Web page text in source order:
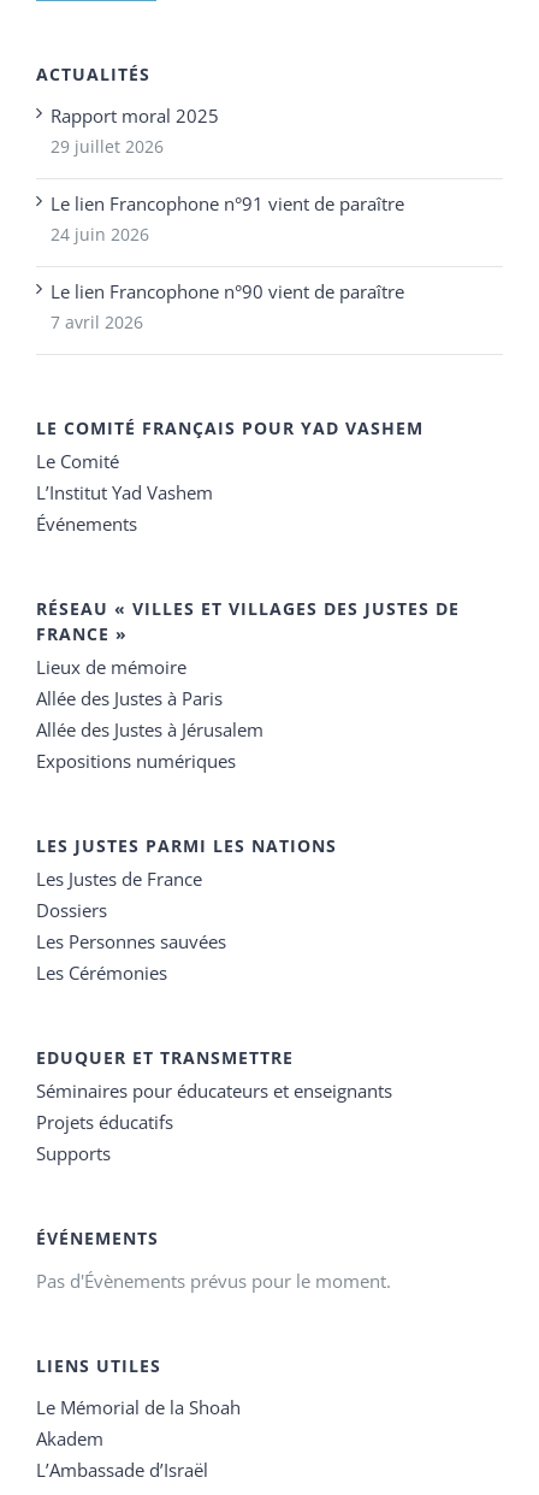
ACTUALITÉS
Rapport moral 2025
29 juillet 2026
Le lien Francophone n°91 vient de paraître
24 juin 2026
Le lien Francophone n°90 vient de paraître
7 avril 2026
LE COMITÉ FRANÇAIS POUR YAD VASHEM
Le Comité
L’Institut Yad Vashem
Événements
RÉSEAU « VILLES ET VILLAGES DES JUSTES DE
FRANCE »
Lieux de mémoire
Allée des Justes à Paris
Allée des Justes à Jérusalem
Expositions numériques
LES JUSTES PARMI LES NATIONS
Les Justes de France
Dossiers
Les Personnes sauvées
Les Cérémonies
EDUQUER ET TRANSMETTRE
Séminaires pour éducateurs et enseignants
Projets éducatifs
Supports
ÉVÉNEMENTS
Pas d'Évènements prévus pour le moment.
LIENS UTILES
Le Mémorial de la Shoah
Akadem
L’Ambassade d’Israël